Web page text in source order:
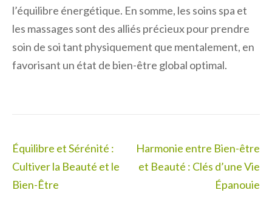
l’équilibre énergétique. En somme, les soins spa et
les massages sont des alliés précieux pour prendre
soin de soi tant physiquement que mentalement, en
favorisant un état de bien-être global optimal.
Navigation
de
l’article
Équilibre et Sérénité :
Cultiver la Beauté et le
Bien-Être
Harmonie entre Bien-être
et Beauté : Clés d’une Vie
Épanouie